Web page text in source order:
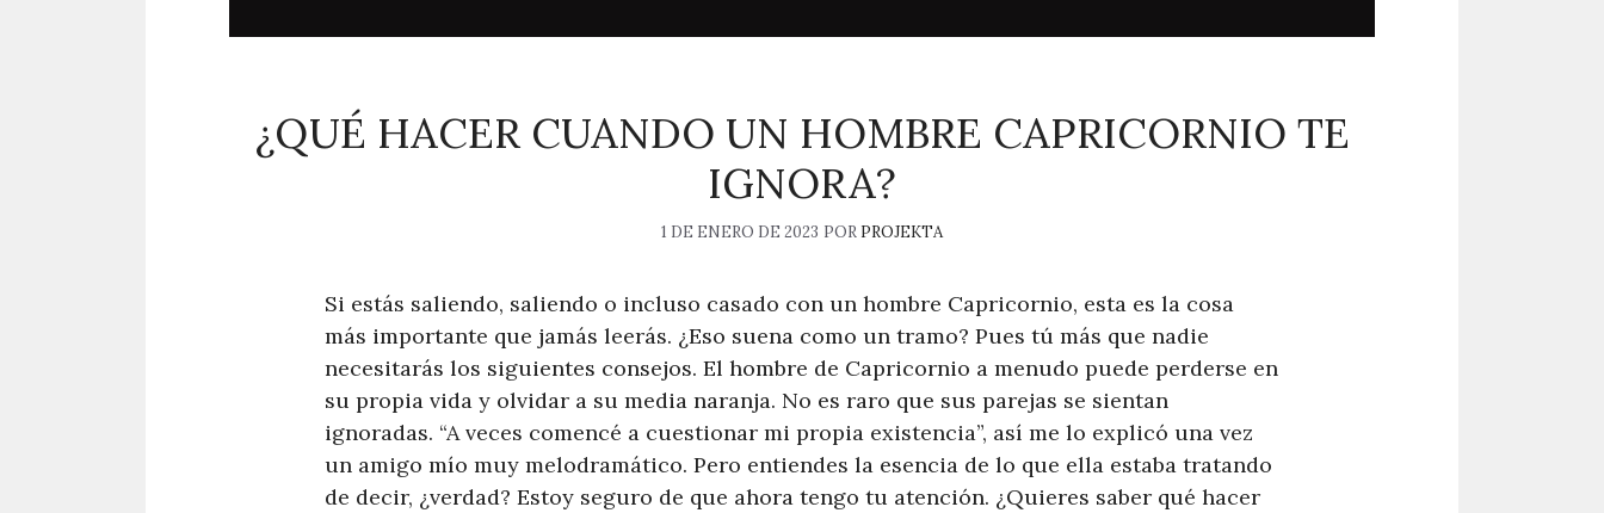
¿QUÉ HACER CUANDO UN HOMBRE CAPRICORNIO TE
IGNORA?
1 DE ENERO DE 2023 POR PROJEKTA
Si estás saliendo, saliendo o incluso casado con un hombre Capricornio, esta es la cosa
más importante que jamás leerás. ¿Eso suena como un tramo? Pues tú más que nadie
necesitarás los siguientes consejos. El hombre de Capricornio a menudo puede perderse en
su propia vida y olvidar a su media naranja. No es raro que sus parejas se sientan
ignoradas. “A veces comencé a cuestionar mi propia existencia”, así me lo explicó una vez
un amigo mío muy melodramático. Pero entiendes la esencia de lo que ella estaba tratando
de decir, ¿verdad? Estoy seguro de que ahora tengo tu atención. ¿Quieres saber qué hacer